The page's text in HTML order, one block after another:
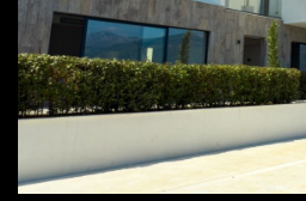
KRAŠIĆI
496.199€
119 m